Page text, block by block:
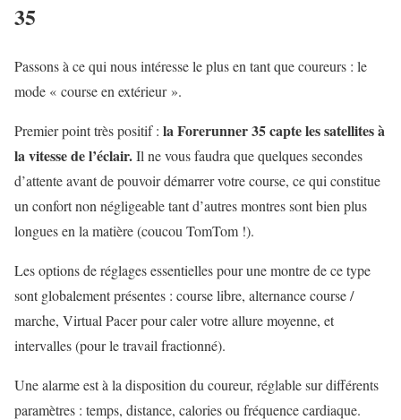
35
Passons à ce qui nous intéresse le plus en tant que coureurs : le
mode « course en extérieur ».
Premier point très positif : la Forerunner 35 capte les satellites à
la vitesse de l’éclair.Il ne vous faudra que quelques secondes
d’attente avant de pouvoir démarrer votre course, ce qui constitue
un confort non négligeable tant d’autres montres sont bien plus
longues en la matière (coucou TomTom !).
Les options de réglages essentielles pour une montre de ce type
sont globalement présentes : course libre, alternance course /
marche, Virtual Pacer pour caler votre allure moyenne, et
intervalles (pour le travail fractionné).
Une alarme est à la disposition du coureur, réglable sur différents
paramètres : temps, distance, calories ou fréquence cardiaque.